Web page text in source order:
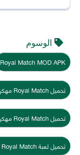
الوسوم
Royal Match MOD APK
تحميل Royal Match مهكرة للاندروي
تحميل Royal Match مهكرة للاندرويد
تحميل لعبة Royal Match مهكرة اخر اصدار